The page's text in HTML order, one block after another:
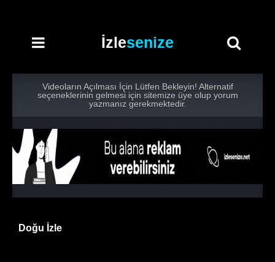
İzlesenize
Videoların Açılması İçin Lütfen Bekleyin! Alternatif
seçeneklerinin gelmesi için sitemize üye olup yorum
yazmanız gerekmektedir.
Doğu İzle